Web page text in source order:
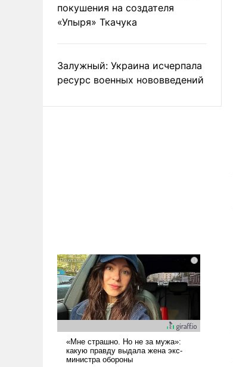
покушения на создателя
«Упыря» Ткачука
Залужный: Украина исчерпала
ресурс военных нововведений